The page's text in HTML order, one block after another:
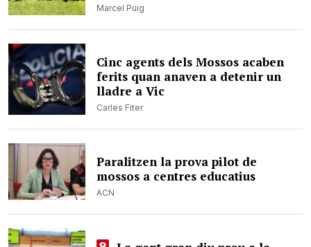
Marcel Puig
Cinc agents dels Mossos acaben
ferits quan anaven a detenir un
lladre a Vic
Carles Fiter
Paralitzen la prova pilot de
mossos a centres educatius
ACN